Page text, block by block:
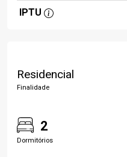
IPTU
Residencial
Finalidade
2
Dormitórios